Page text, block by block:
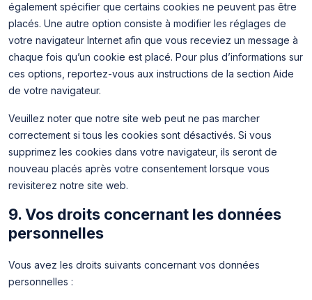
également spécifier que certains cookies ne peuvent pas être
placés. Une autre option consiste à modifier les réglages de
votre navigateur Internet afin que vous receviez un message à
chaque fois qu’un cookie est placé. Pour plus d’informations sur
ces options, reportez-vous aux instructions de la section Aide
de votre navigateur.
Veuillez noter que notre site web peut ne pas marcher
correctement si tous les cookies sont désactivés. Si vous
supprimez les cookies dans votre navigateur, ils seront de
nouveau placés après votre consentement lorsque vous
revisiterez notre site web.
9. Vos droits concernant les données
personnelles
Vous avez les droits suivants concernant vos données
personnelles :